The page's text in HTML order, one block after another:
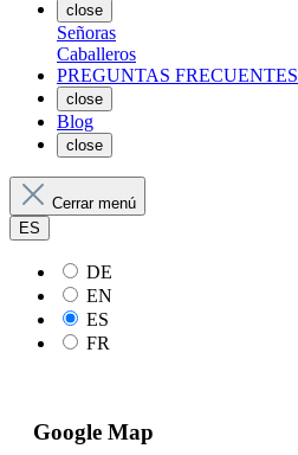
close
Señoras
Caballeros
PREGUNTAS FRECUENTES
close
Blog
close
Cerrar menú
ES
DE
EN
ES
FR
Google Map